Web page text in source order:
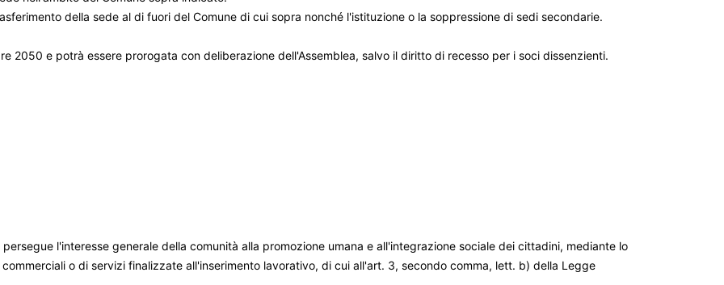
della sede al di fuori del Comune di cui sopra nonché l'istituzione o la soppressione di sedi secondarie.
2050 e potrà essere prorogata con deliberazione dell'Assemblea, salvo il diritto di recesso per i soci dissenzienti.
l'interesse generale della comunità alla promozione umana e all'integrazione sociale dei cittadini, mediante lo
o di servizi finalizzate all'inserimento lavorativo, di cui all'art. 3, secondo comma, lett. b) della Legge